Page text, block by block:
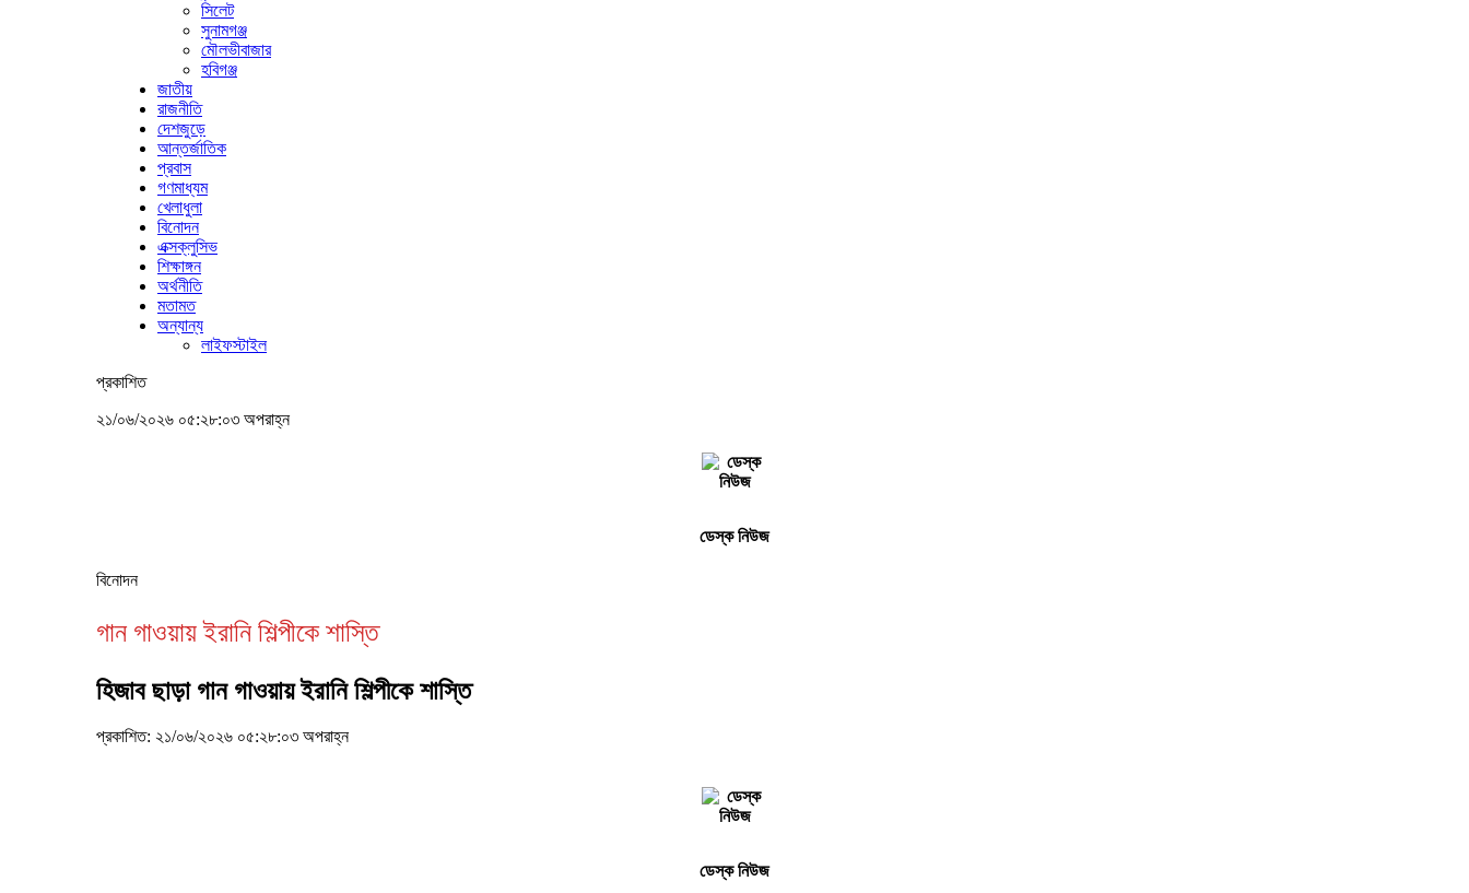
সিলেট
সুনামগঞ্জ
মৌলভীবাজার
হবিগঞ্জ
জাতীয়
রাজনীতি
দেশজুড়ে
আন্তর্জাতিক
প্রবাস
গণমাধ্যম
খেলাধুলা
বিনোদন
এক্সক্লুসিভ
শিক্ষাঙ্গন
অর্থনীতি
মতামত
অন্যান্য
লাইফস্টাইল
প্রকাশিত
২১/০৬/২০২৬ ০৫:২৮:০৩ অপরাহ্ন
ডেস্ক নিউজ
বিনোদন
গান গাওয়ায় ইরানি শিল্পীকে শাস্তি
হিজাব ছাড়া গান গাওয়ায় ইরানি শিল্পীকে শাস্তি
প্রকাশিত: ২১/০৬/২০২৬ ০৫:২৮:০৩ অপরাহ্ন
ডেস্ক নিউজ